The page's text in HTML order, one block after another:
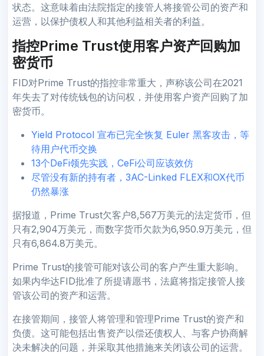
状态。这意味着由法院指定的接管人将接管公司的资产和
运营，以保护债权人和其他利益相关者的利益。
指控Prime Trust使用客户资产回购加
密货币
FID对Prime Trust的指控非常重大，声称该公司在2021
年失去了对传统钱包的访问权，并使用客户资产回购了加
密货币。
Yield Protocol 宣布已完全恢复 Euler 黑客攻击，等
待用户代币交换
13个DeFi领先实践，CeFi公司应该效仿
尽管没有新的持有者，3AC-Linked FLEX和OX代币
仍然暴涨
据报道，Prime Trust欠客户8,567万美元的法定货币，但
只有2,904万美元，而数字货币欠款为6,950.9万美元，但
只有6,864.8万美元。
Prime Trust的接管可能对该公司的客户产生重大影响。
如果内华达FID批准了所提请愿书，法庭将指定接管人接
管该公司的资产和运营。
在接管期间，接管人将管理和管理Prime Trust的资产和
负债。这可能包括出售资产以偿还债权人、与客户协商解
决未解决的问题，并采取其他措施来关闭该公司的运营。